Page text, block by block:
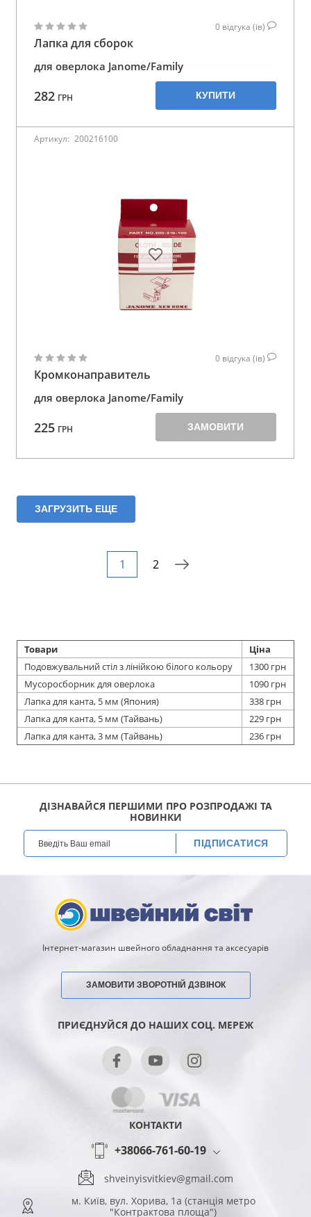
0 відгука (ів)
Лапка для сборок
для оверлока Janome/Family
282 ГРН КУПИТИ
Артикул: 200216100
0 відгука (ів)
Кромконаправитель
для оверлока Janome/Family
225 ГРН ЗАМОВИТИ
ЗАГРУЗИТЬ ЕЩЕ
1 2
Товари
Ціна
Подовжувальний стіл з лінійкою білого кольору
1300 грн
Мусоросборник для оверлока
1090 грн
Лапка для канта, 5 мм (Япония)
338 грн
Лапка для канта, 5 мм (Тайвань)
229 грн
Лапка для канта, 3 мм (Тайвань)
236 грн
ДІЗНАВАЙСЯ ПЕРШИМИ ПРО РОЗПРОДАЖІ ТА
НОВИНКИ
ПІДПИСАТИСЯ
Інтернет-магазин швейного обладнання та аксесуарів
ЗАМОВИТИ ЗВОРОТНІЙ ДЗВІНОК
ПРИЄДНУЙСЯ ДО НАШИХ СОЦ. МЕРЕЖ
КОНТАКТИ
+38066-761-60-19
shveinyisvitkiev@gmail.com
м. Київ, вул. Хорива, 1а (станція метро
"Контрактова площа")